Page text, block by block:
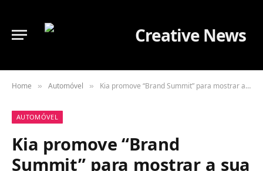
Home » Automóvel » Kia promove “Brand Summit” para mostrar a sua visão de mobilidade na Europa
AUTOMÓVEL
Kia promove “Brand
Summit” para mostrar a sua